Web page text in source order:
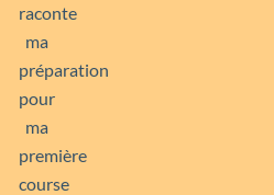
raconte
ma
préparation
pour
ma
première
course